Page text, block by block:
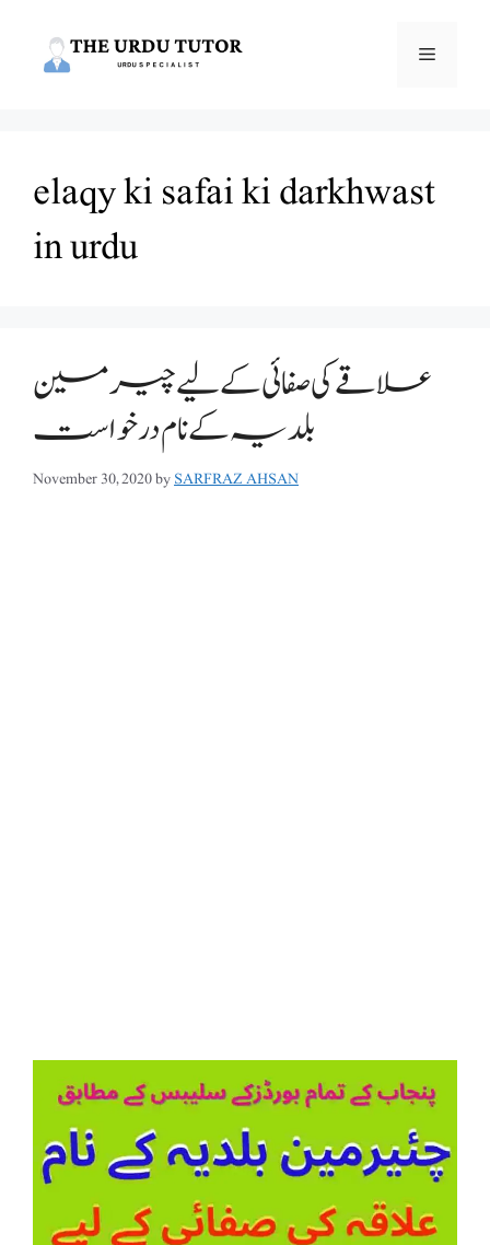
Menu
elaqy ki safai ki darkhwast
in urdu
علاقے کی صفائی کے لیے چیرمین
بلدیہ کے نام درخواست
November 30, 2020bySARFRAZ AHSAN